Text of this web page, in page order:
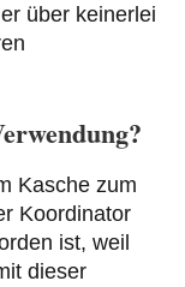
über keinerlei
Kasche zum
Koordinator
ist, weil
dieser